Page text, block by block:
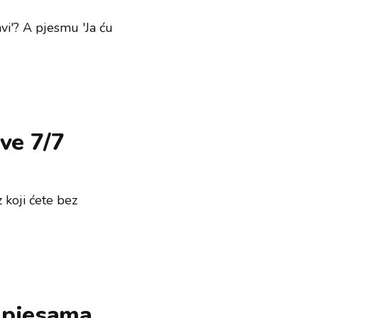
A pjesmu 'Ja ću
7/7
koji ćete bez